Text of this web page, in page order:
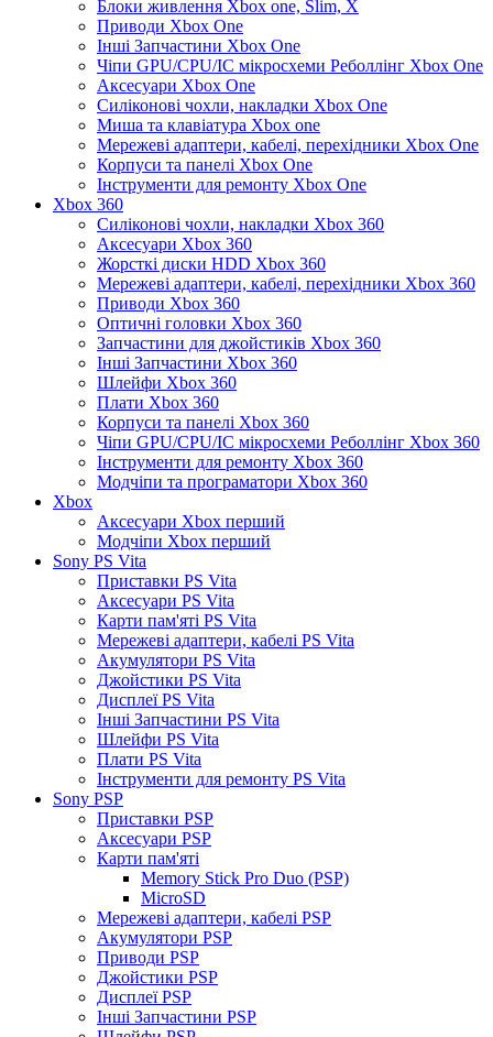
Блоки живлення Xbox one, Slim, X
Приводи Xbox One
Інші Запчастини Xbox One
Чіпи GPU/CPU/IC мікросхеми Реболлінг Xbox One
Аксесуари Xbox One
Силіконові чохли, накладки Xbox One
Миша та клавіатура Xbox one
Мережеві адаптери, кабелі, перехідники Xbox One
Корпуси та панелі Xbox One
Інструменти для ремонту Xbox One
Xbox 360
Силіконові чохли, накладки Xbox 360
Аксесуари Xbox 360
Жорсткі диски HDD Xbox 360
Мережеві адаптери, кабелі, перехідники Xbox 360
Приводи Xbox 360
Оптичні головки Xbox 360
Запчастини для джойстиків Xbox 360
Інші Запчастини Xbox 360
Шлейфи Xbox 360
Плати Xbox 360
Корпуси та панелі Xbox 360
Чіпи GPU/CPU/IC мікросхеми Реболлінг Xbox 360
Інструменти для ремонту Xbox 360
Модчіпи та програматори Xbox 360
Xbox
Аксесуари Xbox перший
Модчіпи Xbox перший
Sony PS Vita
Приставки PS Vita
Аксесуари PS Vita
Карти пам'яті PS Vita
Мережеві адаптери, кабелі PS Vita
Акумулятори PS Vita
Джойстики PS Vita
Дисплеї PS Vita
Інші Запчастини PS Vita
Шлейфи PS Vita
Плати PS Vita
Інструменти для ремонту PS Vita
Sony PSP
Приставки PSP
Аксесуари PSP
Карти пам'яті
Memory Stick Pro Duo (PSP)
MicroSD
Мережеві адаптери, кабелі PSP
Акумулятори PSP
Приводи PSP
Джойстики PSP
Дисплеї PSP
Інші Запчастини PSP